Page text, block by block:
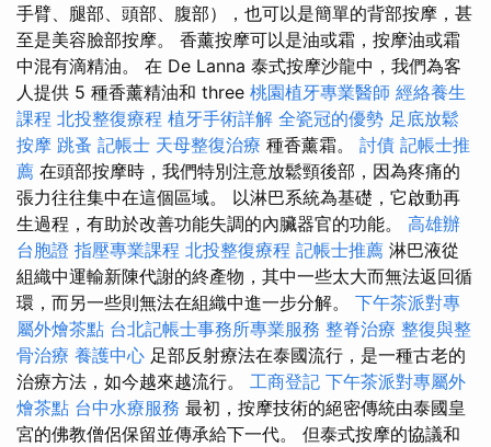
手臂、腿部、頭部、腹部），也可以是簡單的背部按摩，甚
至是美容臉部按摩。 香薰按摩可以是油或霜，按摩油或霜
中混有滴精油。 在 De Lanna 泰式按摩沙龍中，我們為客
人提供 5 種香薰精油和 three 桃園植牙專業醫師 經絡養生
課程 北投整復療程 植牙手術詳解 全瓷冠的優勢 足底放鬆
按摩 跳蚤 記帳士 天母整復治療 種香薰霜。 討債 記帳士推
薦 在頭部按摩時，我們特別注意放鬆頸後部，因為疼痛的
張力往往集中在這個區域。 以淋巴系統為基礎，它啟動再
生過程，有助於改善功能失調的內臟器官的功能。 高雄辦
台胞證 指壓專業課程 北投整復療程 記帳士推薦 淋巴液從
組織中運輸新陳代謝的終產物，其中一些太大而無法返回循
環，而另一些則無法在組織中進一步分解。 下午茶派對專
屬外燴茶點 台北記帳士事務所專業服務 整脊治療 整復與整
骨治療 養護中心 足部反射療法在泰國流行，是一種古老的
治療方法，如今越來越流行。 工商登記 下午茶派對專屬外
燴茶點 台中水療服務 最初，按摩技術的絕密傳統由泰國皇
宮的佛教僧侶保留並傳承給下一代。 但泰式按摩的協議和